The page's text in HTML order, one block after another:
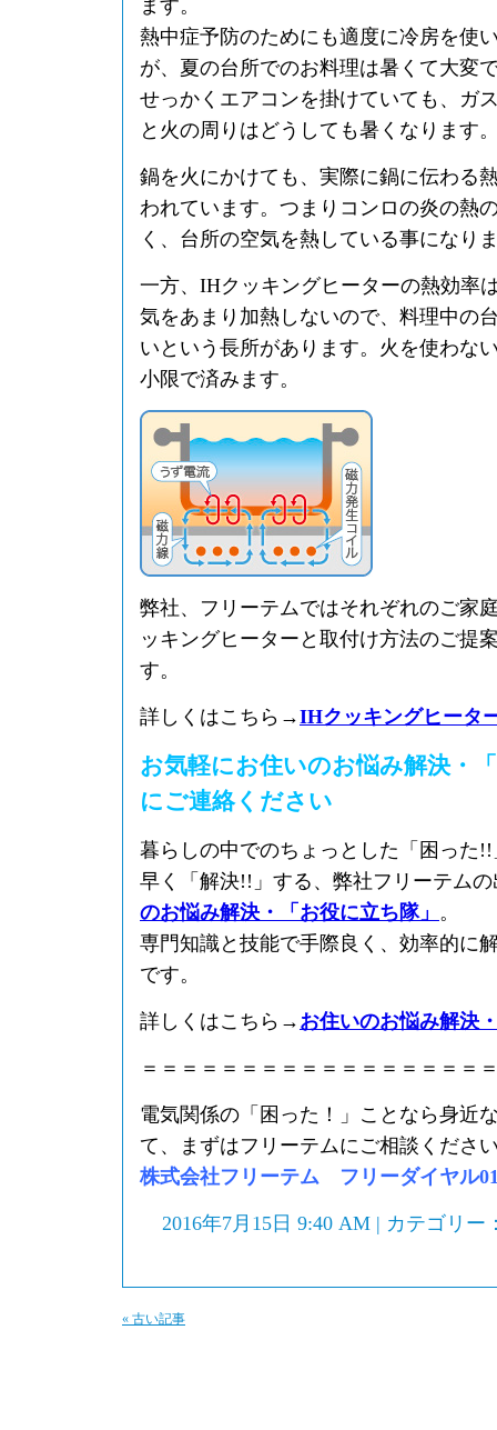
ます。
熱中症予防のためにも適度に冷房を使
が、夏の台所でのお料理は暑くて大変
せっかくエアコンを掛けていても、ガ
と火の周りはどうしても暑くなります
鍋を火にかけても、実際に鍋に伝わる
われています。つまりコンロの炎の熱
く、台所の空気を熱している事になり
一方、IHクッキングヒーターの熱効率
気をあまり加熱しないので、料理中の
いという長所があります。火を使わな
小限で済みます。
弊社、フリーテムではそれぞれのご家
ッキングヒーターと取付け方法のご提
す。
詳しくはこちら→IHクッキングヒータ
お気軽にお住いのお悩み解決・
にご連絡ください
暮らしの中でのちょっとした「困った
早く「解決!!」する、弊社フリーテム
のお悩み解決・「お役に立ち隊」 。
専門知識と技能で手際良く、効率的に
です。
詳しくはこちら→ お住いのお悩み解決
＝＝＝＝＝＝＝＝＝＝＝＝＝＝＝＝＝
電気関係の「困った！」ことなら身近
て、まずはフリーテムにご相談くださ
株式会社フリーテム フリーダイヤル
2016年7月15日 9:40 AM | カテゴリー
« 古い記事